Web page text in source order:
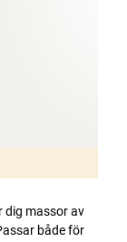
dig massor av
både för